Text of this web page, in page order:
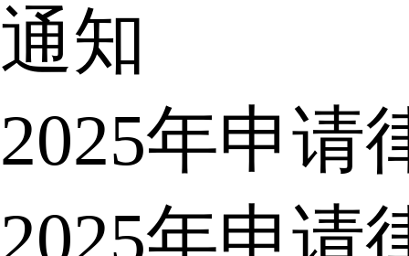
通知
2025年申请
2025年申请